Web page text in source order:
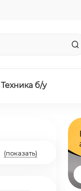
Техника б/у
(показать)